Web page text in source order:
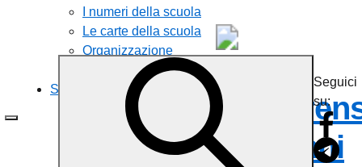
I numeri della scuola
Le carte della scuola
Organizzazione
Servizi
Panoramica
Personale scolastico
Famiglie e studenti
Istituto
Giovanni
Seguici
su: